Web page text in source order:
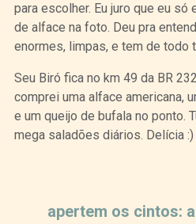
para escolher. Eu juro que eu
de alface na foto. Deu pra
enormes, limpas, e tem de todo
Seu Biró fica no km 49 da BR
comprei uma alface americana,
e um queijo de bufala no ponto.
mega saladões diários. Delícia :)
apertem os cintos: